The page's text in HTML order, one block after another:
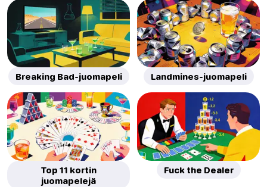
Breaking Bad-juomapeli Landmines-juomapeli
Top 11 kortin
juomapelejä
Fuck the Dealer